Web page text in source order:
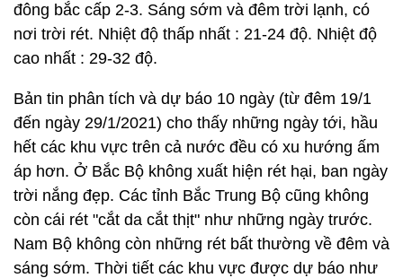
đông bắc cấp 2-3. Sáng sớm và đêm trời lạnh, có
nơi trời rét. Nhiệt độ thấp nhất : 21-24 độ. Nhiệt độ
cao nhất : 29-32 độ.
Bản tin phân tích và dự báo 10 ngày (từ đêm 19/1
đến ngày 29/1/2021) cho thấy những ngày tới, hầu
hết các khu vực trên cả nước đều có xu hướng ấm
áp hơn. Ở Bắc Bộ không xuất hiện rét hại, ban ngày
trời nắng đẹp. Các tỉnh Bắc Trung Bộ cũng không
còn cái rét "cắt da cắt thịt" như những ngày trước.
Nam Bộ không còn những rét bất thường về đêm và
sáng sớm. Thời tiết các khu vực được dự báo như